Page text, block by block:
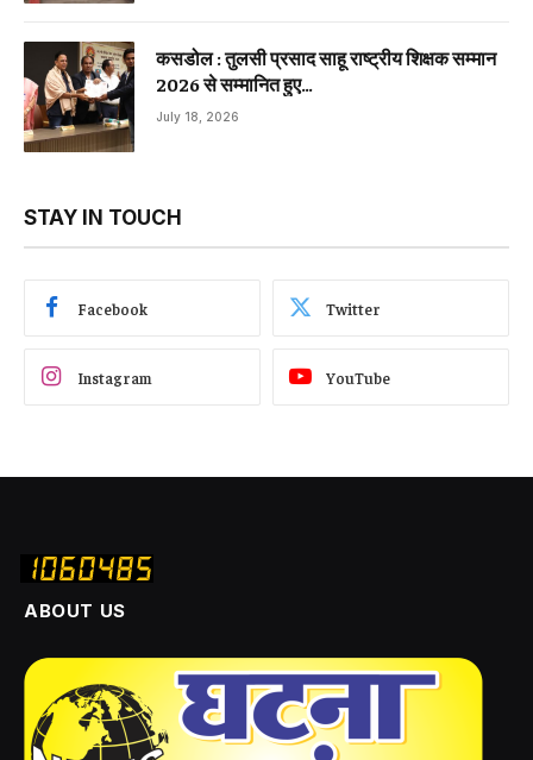
कसडोल : तुलसी प्रसाद साहू राष्ट्रीय शिक्षक सम्मान
2026 से सम्मानित हुए…
July 18, 2026
STAY IN TOUCH
Facebook Twitter
Instagram YouTube
ABOUT US